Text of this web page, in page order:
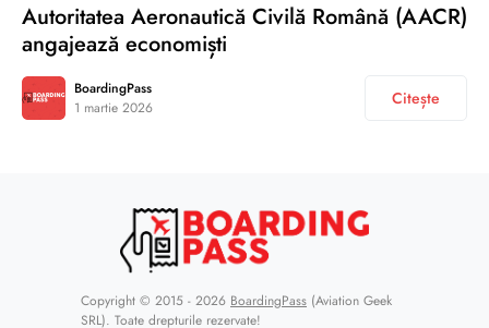
Autoritatea Aeronautică Civilă Română (AACR)
angajează economiști
BoardingPass
1 martie 2026
Citește
Copyright © 2015 - 2026 BoardingPass (Aviation Geek
SRL). Toate drepturile rezervate!